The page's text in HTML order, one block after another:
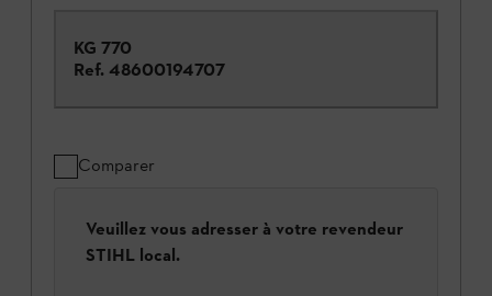
KG 770
Ref. 48600194707
Comparer
Veuillez vous adresser à votre revendeur
STIHL local.